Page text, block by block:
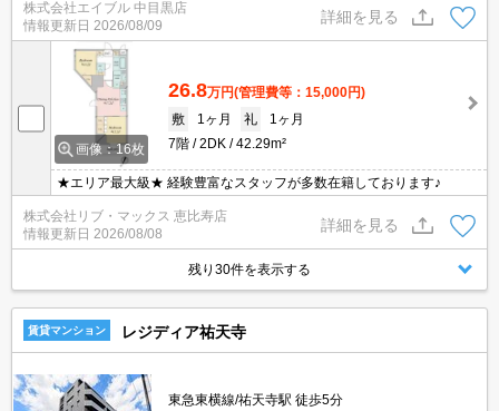
女子割で仲介手数料家賃の0.55ヶ月分より10％ＯＦＦ。
株式会社エイブル 中目黒店
情報更新日 2026/08/09
詳細を見る
画像：16枚
26.8万円(管理費等：15,000円)
敷
1ヶ月 礼
1ヶ月
7階
2DK 42.29m²
★エリア最大級★ 経験豊富なスタッフが多数在籍しております♪
株式会社リブ・マックス 恵比寿店
情報更新日 2026/08/08
詳細を見る
残り30件を表示する
賃貸マンション レジディア祐天寺
東急東横線/祐天寺駅 徒歩5分